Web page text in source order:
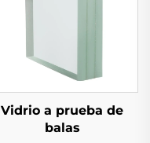
Vidrio a prueba de
balas